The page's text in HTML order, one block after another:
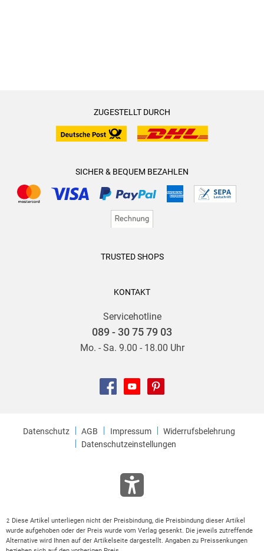
ZUGESTELLT DURCH
SICHER & BEQUEM BEZAHLEN
TRUSTED SHOPS
KONTAKT
Servicehotline
089 - 30 75 79 03
Mo. - Sa. 9.00 - 18.00 Uhr
Datenschutz AGB Impressum
Widerrufsbelehrung
Datenschutzeinstellungen
2
Diese Artikel unterliegen nicht der Preisbindung, die Preisbindung dieser Artikel
wurde aufgehoben oder der Preis wurde vom Verlag gesenkt. Die jeweils zutreffende
Alternative wird Ihnen auf der Artikelseite dargestellt. Angaben zu Preissenkungen